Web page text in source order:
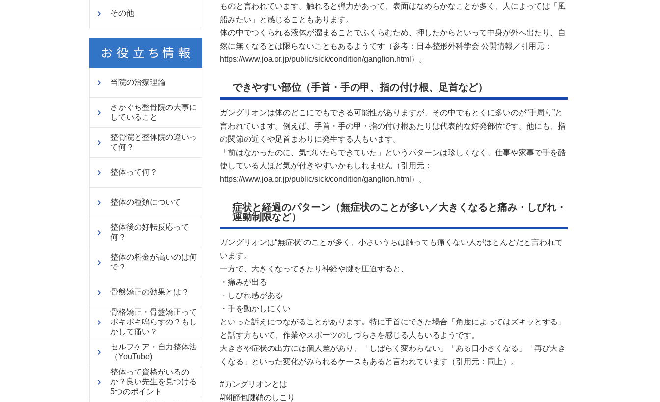
その他
当院の治療理論
さかぐち整骨院の大事に
していること
整骨院と整体院の違いっ
て何？
整体って何？
整体の種類について
整体後の好転反応って
何？
整体の料金が高いのは何
で？
骨盤矯正の効果とは？
骨格矯正・骨盤矯正って
ポキポキ鳴らすの？もし
かして痛い？
セルフケア・自力整体法
（YouTube)
整体って資格がいるの
か？良い先生を見つける
5つのポイント
ものと言われています。触れると弾力があって、表面はなめらかなことが多く、人によっては「風
船みたい」と感じることもあります。
体の中でつくられる液体が溜まることでふくらむため、押したからといって中身が外へ出たり、自
然に無くなるとは限らないこともあるようです（参考：日本整形外科学会 公開情報／引用元：
https://www.joa.or.jp/public/sick/condition/ganglion.html）。
できやすい部位（手首・手の甲、指の付け根、足首など）
ガングリオンは体のどこにでもできる可能性がありますが、その中でもとくに多いのが“手周り”と
言われています。例えば、手首・手の甲・指の付け根あたりは代表的な好発部位です。他にも、指
の関節の近くや足首まわりに発生する人もいます。
「前はなかったのに、気づいたらできていた」というパターンは珍しくなく、仕事や家事で手を酷
使している人ほど気が付きやすいかもしれません（引用元：
https://www.joa.or.jp/public/sick/condition/ganglion.html）。
症状と経過のパターン（無症状のことが多い／大きくなると痛み・しびれ・
運動制限など）
ガングリオンは“無症状”のことが多く、小さいうちは触っても痛くない人がほとんどだと言われて
います。
一方で、大きくなってきたり神経や腱を圧迫すると、
・痛みが出る
・しびれ感がある
・手を動かしにくい
といった訴えにつながることがあります。特に手首にできた場合「角度によってはズキッとする」
と話す方もいて、作業やスポーツのしづらさを感じる人もいるようです。
大きさや症状の出方には個人差があり、「しばらく変わらない」「ある日小さくなる」「再び大き
くなる」といった変化がみられるケースもあると言われています（引用元：同上）。
#ガングリオンとは
#関節包腱鞘のしこり